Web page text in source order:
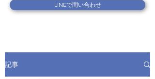
LINEで問い合わせ
記事